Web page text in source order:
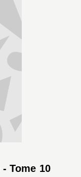
Tome 10